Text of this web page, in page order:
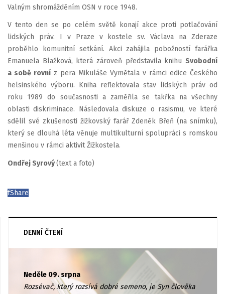
Valným shromážděním OSN v roce 1948.
V tento den se po celém světě konají akce proti potlačování
lidských práv. I v Praze v kostele sv. Václava na Zderaze
proběhlo komunitní setkání. Akci zahájila pobožností farářka
Emanuela Blažková, která zároveň představila knihu Svobodní
a sobě rovní z pera Mikuláše Vymětala v rámci edice Českého
helsinského výboru. Kniha reflektovala stav lidských práv od
roku 1989 do současnosti a zaměřila se takřka na všechny
oblasti diskriminace. Následovala diskuze o rasismu, ve které
sdělil své zkušenosti žižkovský farář Zdeněk Břeň (na snímku),
který se dlouhá léta věnuje multikulturní spolupráci s romskou
menšinou v rámci aktivit Žižkostela.
Ondřej Syrový(text a foto)
fShare
DENNÍ ČTENÍ
Neděle 09. srpna
Rozsévač, který rozsívá dobré semeno, je Syn člověka